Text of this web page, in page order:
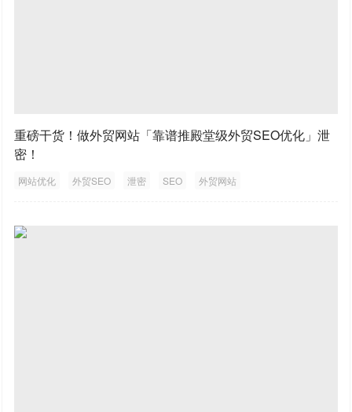
重磅干货！做外贸网站「靠谱推殿堂级外贸SEO优化」泄
密！
网站优化 外贸SEO 泄密 SEO 外贸网站